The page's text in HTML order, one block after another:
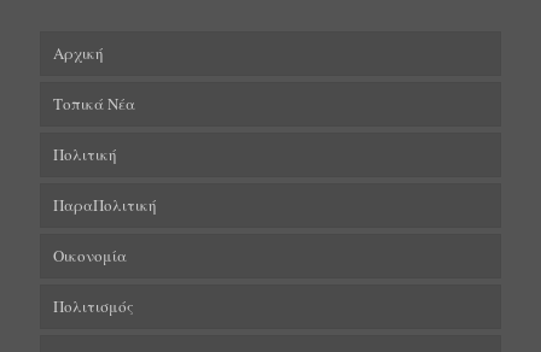
Αρχική
Τοπικά Νέα
Πολιτική
ΠαραΠολιτική
Οικονομία
Πολιτισμός